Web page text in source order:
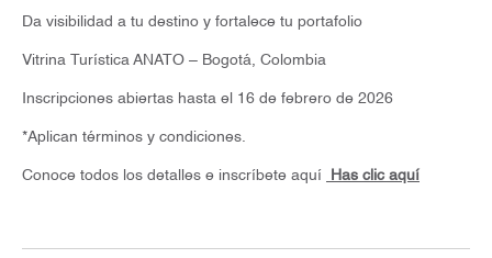
Da visibilidad a tu destino y fortalece tu portafolio
Vitrina Turística ANATO – Bogotá, Colombia
Inscripciones abiertas hasta el 16 de febrero de 2026
*Aplican términos y condiciones.
Conoce todos los detalles e inscríbete aquí Has clic aquí